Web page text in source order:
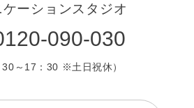
ケーションスタジオ
090-030
30～17：30 ※土日祝休）